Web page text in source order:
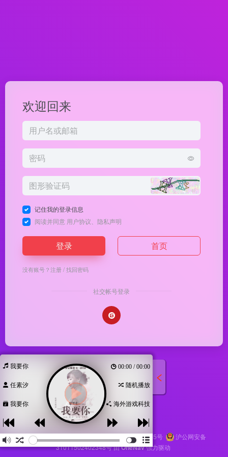
欢迎回来
记住我的登录信息
阅读并同意 用户协议 隐私声明
登录 首页
没有账号？注册/找回密码
社交帐号登录
Copyright © 2026马哥导航苏ICP备2024116145号
沪公网安备
31011502402348号由OneNav强力驱动
我要你 00:00 / 00:00
任素汐 随机播放
我要你 海外游戏科技